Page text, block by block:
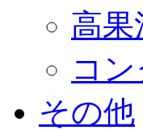
高果
コン
その他